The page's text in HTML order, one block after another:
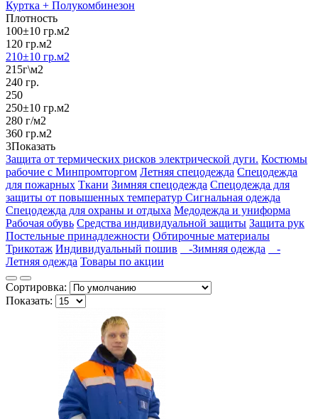
Куртка + Полукомбинезон
Плотность
100±10 гр.м2
120 гр.м2
210±10 гр.м2
215г\м2
240 гр.
250
250±10 гр.м2
280 г/м2
360 гр.м2
3Показать
Защита от термических рисков электрической дуги. Костюмы
рабочие с Минпромторгом Летняя спецодежда Спецодежда
для пожарных Ткани Зимняя спецодежда Спецодежда для
защиты от повышенных температур Сигнальная одежда
Спецодежда для охраны и отдыха Медодежда и униформа
Рабочая обувь Средства индивидуальной защиты Защита рук
Постельные принадлежности Обтирочные материалы
Трикотаж Индивидуальный пошив -Зимняя одежда
-
Летняя одежда Товары по акции
Сортировка:
Показать: